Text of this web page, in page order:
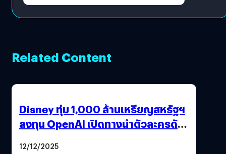
Related Content
Disney ทุ่ม 1,000 ล้านเหรียญสหรัฐฯ
ลงทุน OpenAI เปิดทางนำตัวละครดัง
12/12/2025